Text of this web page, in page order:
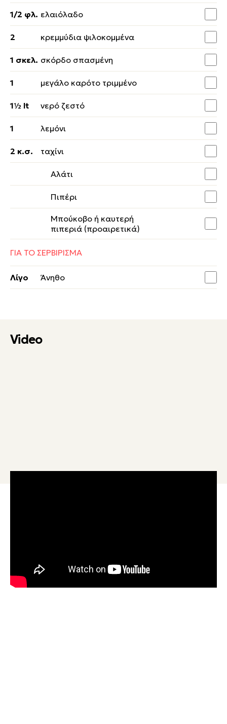
1/2 φλ. ελαιόλαδο
2 κρεμμύδια ψιλοκομμένα
1 σκελ. σκόρδο σπασμένη
1 μεγάλο καρότο τριμμένο
1½ lt νερό ζεστό
1 λεμόνι
2 κ.σ. ταχίνι
Αλάτι
Πιπέρι
Μπούκοβο ή καυτερή
πιπεριά (προαιρετικά)
ΓΙΑ ΤΟ ΣΕΡΒΙΡΙΣΜΑ
Λίγο Άνηθο
Video